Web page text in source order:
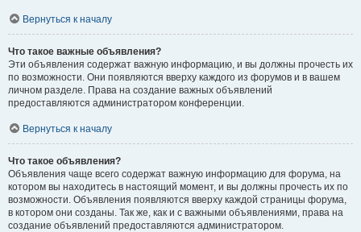
Вернуться к началу
Что такое важные объявления?
Эти объявления содержат важную информацию, и вы должны прочесть их
по возможности. Они появляются вверху каждого из форумов и в вашем
личном разделе. Права на создание важных объявлений
предоставляются администратором конференции.
Вернуться к началу
Что такое объявления?
Объявления чаще всего содержат важную информацию для форума, на
котором вы находитесь в настоящий момент, и вы должны прочесть их по
возможности. Объявления появляются вверху каждой страницы форума,
в котором они созданы. Так же, как и с важными объявлениями, права на
создание объявлений предоставляются администратором.